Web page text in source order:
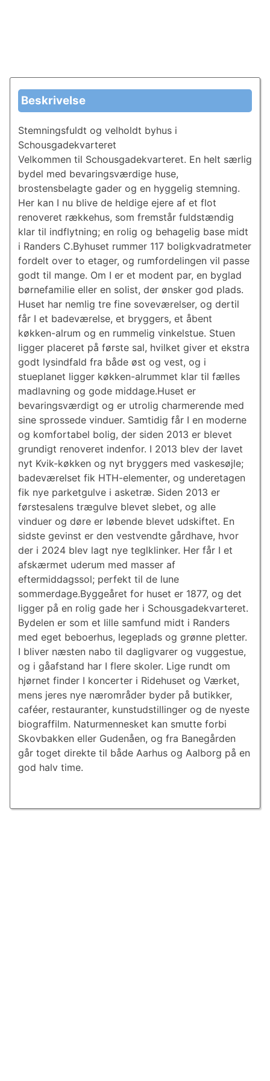
Beskrivelse
Stemningsfuldt og velholdt byhus i
Schousgadekvarteret
Velkommen til Schousgadekvarteret. En helt særlig
bydel med bevaringsværdige huse,
brostensbelagte gader og en hyggelig stemning.
Her kan I nu blive de heldige ejere af et flot
renoveret rækkehus, som fremstår fuldstændig
klar til indflytning; en rolig og behagelig base midt
i Randers C.Byhuset rummer 117 boligkvadratmeter
fordelt over to etager, og rumfordelingen vil passe
godt til mange. Om I er et modent par, en byglad
børnefamilie eller en solist, der ønsker god plads.
Huset har nemlig tre fine soveværelser, og dertil
får I et badeværelse, et bryggers, et åbent
køkken-alrum og en rummelig vinkelstue. Stuen
ligger placeret på første sal, hvilket giver et ekstra
godt lysindfald fra både øst og vest, og i
stueplanet ligger køkken-alrummet klar til fælles
madlavning og gode middage.Huset er
bevaringsværdigt og er utrolig charmerende med
sine sprossede vinduer. Samtidig får I en moderne
og komfortabel bolig, der siden 2013 er blevet
grundigt renoveret indenfor. I 2013 blev der lavet
nyt Kvik-køkken og nyt bryggers med vaskesøjle;
badeværelset fik HTH-elementer, og underetagen
fik nye parketgulve i asketræ. Siden 2013 er
førstesalens trægulve blevet slebet, og alle
vinduer og døre er løbende blevet udskiftet. En
sidste gevinst er den vestvendte gårdhave, hvor
der i 2024 blev lagt nye teglklinker. Her får I et
afskærmet uderum med masser af
eftermiddagssol; perfekt til de lune
sommerdage.Byggeåret for huset er 1877, og det
ligger på en rolig gade her i Schousgadekvarteret.
Bydelen er som et lille samfund midt i Randers
med eget beboerhus, legeplads og grønne pletter.
I bliver næsten nabo til dagligvarer og vuggestue,
og i gåafstand har I flere skoler. Lige rundt om
hjørnet finder I koncerter i Ridehuset og Værket,
mens jeres nye nærområder byder på butikker,
caféer, restauranter, kunstudstillinger og de nyeste
biograffilm. Naturmennesket kan smutte forbi
Skovbakken eller Gudenåen, og fra Banegården
går toget direkte til både Aarhus og Aalborg på en
god halv time.